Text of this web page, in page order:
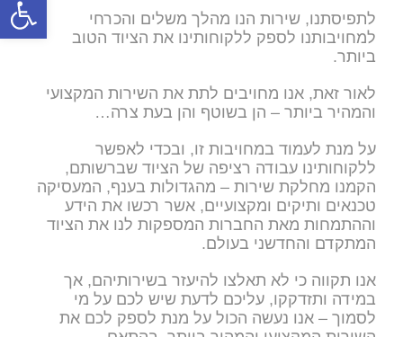
לתפיסתנו, שירות הנו מהלך משלים והכרחי
למחויבותנו לספק ללקוחותינו את הציוד הטוב
ביותר.
לאור זאת, אנו מחויבים לתת את השירות המקצועי
והמהיר ביותר – הן בשוטף והן בעת צרה…
על מנת לעמוד במחויבות זו, ובכדי לאפשר
ללקוחותינו עבודה רציפה של הציוד שברשותם,
הקמנו מחלקת שירות – מהגדולות בענף, המעסיקה
טכנאים ותיקים ומקצועיים, אשר רכשו את הידע
וההתמחות מאת החברות המספקות לנו את הציוד
המתקדם והחדשני בעולם.
אנו תקווה כי לא תאלצו להיעזר בשירותיהם, אך
במידה ותזדקקו, עליכם לדעת שיש לכם על מי
לסמוך – אנו נעשה הכול על מנת לספק לכם את